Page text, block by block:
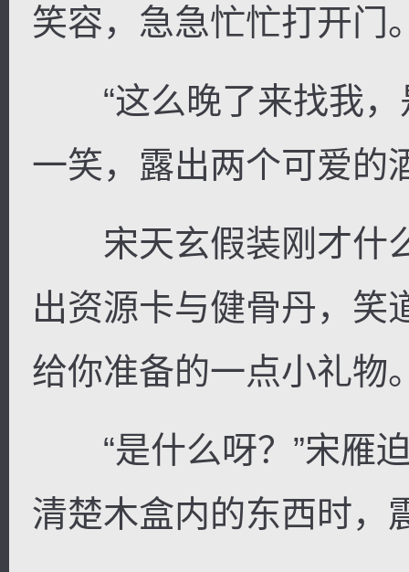
笑容，急急忙忙打开门
“这么晚了来找我，
一笑，露出两个可爱的
宋天玄假装刚才什
出资源卡与健骨丹，笑
给你准备的一点小礼物
“是什么呀？”宋雁迫
清楚木盒内的东西时，